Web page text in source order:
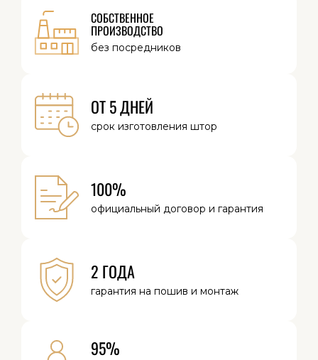
СОБСТВЕННОЕ
ПРОИЗВОДСТВО
без посредников
ОТ 5 ДНЕЙ
срок изготовления штор
100%
официальный договор и гарантия
2 ГОДА
гарантия на пошив и монтаж
95%